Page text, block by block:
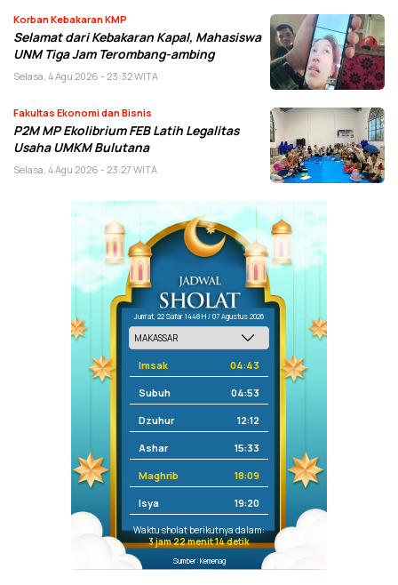
Korban Kebakaran KMP
Selamat dari Kebakaran Kapal, Mahasiswa
UNM Tiga Jam Terombang-ambing
Selasa, 4 Agu 2026 - 23:32 WITA
Fakultas Ekonomi dan Bisnis
P2M MP Ekolibrium FEB Latih Legalitas
Usaha UMKM Bulutana
Selasa, 4 Agu 2026 - 23:27 WITA
Jum'at, 22 Safar 1448 H / 07 Agustus 2026
Imsak 04:43
Subuh 04:53
Dzuhur 12:12
Ashar 15:33
Maghrib 18:09
Isya 19:20
Waktu sholat berikutnya dalam:
3 jam 22 menit 13 detik
Sumber: Kemenag